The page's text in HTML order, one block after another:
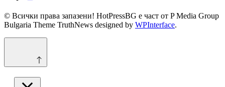
© Всички права запазени! HotPressBG е част от P Media Group
Bulgaria Theme TruthNews designed by WPInterface.